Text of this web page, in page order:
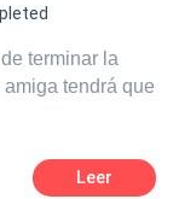
terminar la
tendrá que
Leer